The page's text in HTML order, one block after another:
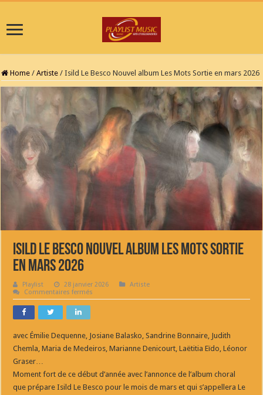
Home / Artiste / Isild Le Besco Nouvel album Les Mots Sortie en mars 2026
Isild Le Besco Nouvel album Les Mots Sortie
en mars 2026
Playlist 28 janvier 2026
Artiste
Commentaires fermés
Isild
Les
Mots
Sortie
2026
avec Émilie Dequenne, Josiane Balasko, Sandrine Bonnaire, Judith
Chemla, Maria de Medeiros, Marianne Denicourt, Laëtitia Eïdo, Léonor
Graser…
Moment fort de ce début d’année avec l’annonce de l’album choral
que prépare Isild Le Besco pour le mois de mars et qui s’appellera Le